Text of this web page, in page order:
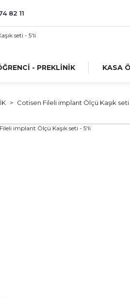
82 11
- PREKLİNİK KASA
Cotisen Fileli implant Ölçü Kaşık seti